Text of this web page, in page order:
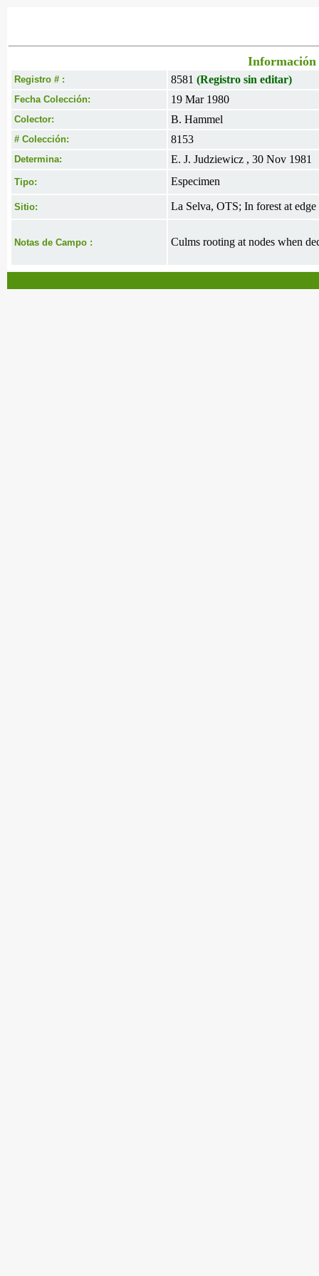
Información
Registro # : 8581 (Registro sin editar)
Fecha Colección: 19 Mar 1980
Colector: B. Hammel
# Colección: 8153
Determina: E. J. Judziewicz , 30 Nov 1981
Tipo: Especimen
Sitio: La Selva, OTS; In forest at
Notas de Campo : Culms rooting at nodes when